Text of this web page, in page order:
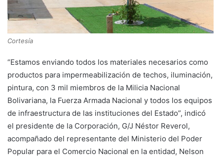
Cortesía
“Estamos enviando todos los materiales necesarios como
productos para impermeabilización de techos, iluminación,
pintura, con 3 mil miembros de la Milicia Nacional
Bolivariana, la Fuerza Armada Nacional y todos los equipos
de infraestructura de las instituciones del Estado”, indicó
el presidente de la Corporación, G/J Néstor Reverol,
acompañado del representante del Ministerio del Poder
Popular para el Comercio Nacional en la entidad, Nelson